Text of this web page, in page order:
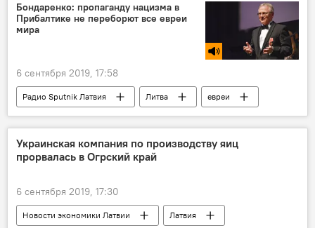
Бондаренко: пропаганду нацизма в
Прибалтике не переборют все евреи
мира
6 сентября 2019, 17:58
Радио Sputnik Латвия Литва
евреи
Холокост
нацизм
Украинская компания по производству яиц
прорвалась в Огрский край
6 сентября 2019, 17:30
Новости экономики Латвии Латвия